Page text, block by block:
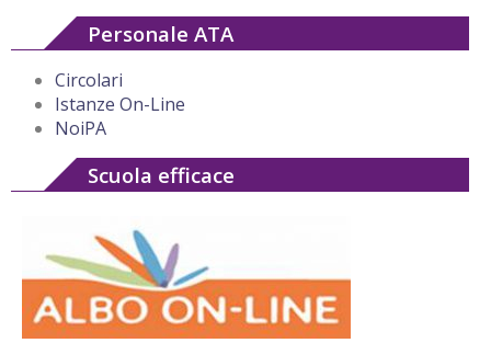
Personale ATA
Circolari
Istanze On-Line
NoiPA
Scuola efficace